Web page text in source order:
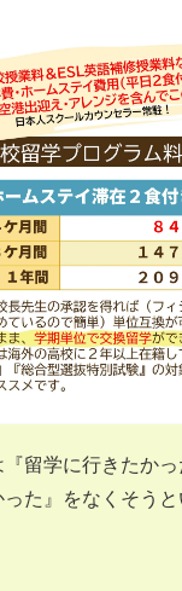
留学に行きたか
た』をなくそう